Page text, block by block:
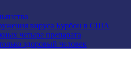
вируса Бурбон в США
четыре препарата
здоровый человек